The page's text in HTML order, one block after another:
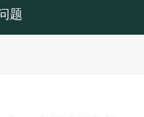
题